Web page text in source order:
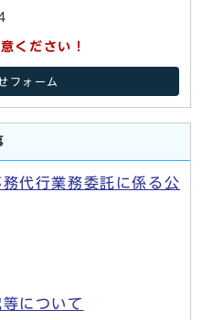
ください！
フォーム
代行業務委託に係る公
について